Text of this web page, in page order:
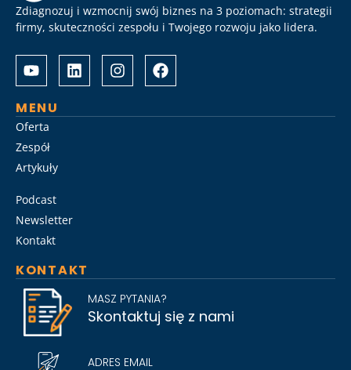
Zdiagnozuj i wzmocnij swój biznes na 3 poziomach: strategii
firmy, skuteczności zespołu i Twojego rozwoju jako lidera.
Albrecht
Partners
разом
із
Сіті
розробили
Слот
Сіті
вхід
ринок
для
топ-
менеджменту
та
активно
Разом
Albrechtpartners
в
Slot
провели
дослідження
топ-
менеджменту,
виявивши
тренди
найму
2026
рік.
MENU
Oferta
Zespół
Artykuły
Podcast
Newsletter
Kontakt
KONTAKT
MASZ PYTANIA?
Skontaktuj się z nami
ADRES EMAIL